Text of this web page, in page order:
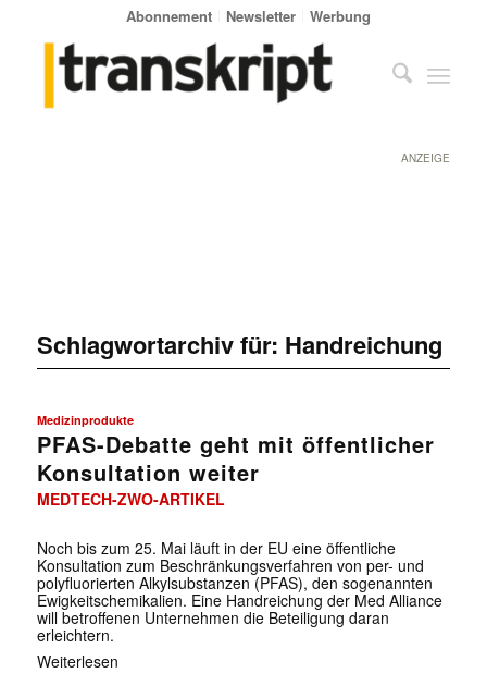
Abonnement Newsletter Werbung
ANZEIGE
Schlagwortarchiv für: Handreichung
Medizinprodukte
PFAS-Debatte geht mit öffentlicher
Konsultation weiter
MEDTECH-ZWO-ARTIKEL
Noch bis zum 25. Mai läuft in der EU eine öffentliche
Konsultation zum Beschränkungsverfahren von per- und
polyfluorierten Alkylsubstanzen (PFAS), den sogenannten
Ewigkeitschemikalien. Eine Handreichung der Med Alliance
will betroffenen Unternehmen die Beteiligung daran
erleichtern.
Weiterlesen